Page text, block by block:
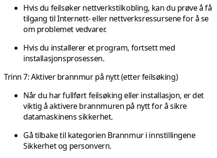
Hvis du feilsøker nettverkstilkobling, kan du prøve å få
tilgang til Internett- eller nettverksressursene for å se
om problemet vedvarer.
Hvis du installerer et program, fortsett med
installasjonsprosessen.
Trinn 7: Aktiver brannmur på nytt (etter feilsøking)
Når du har fullført feilsøking eller installasjon, er det
viktig å aktivere brannmuren på nytt for å sikre
datamaskinens sikkerhet.
Gå tilbake til kategorien Brannmur i innstillingene
Sikkerhet og personvern.